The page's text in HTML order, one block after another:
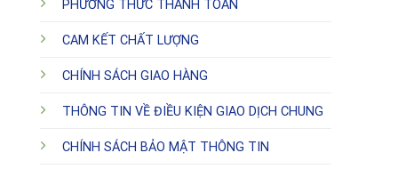
PHƯƠNG THỨC THANH TOÁN
CAM KẾT CHẤT LƯỢNG
CHÍNH SÁCH GIAO HÀNG
THÔNG TIN VỀ ĐIỀU KIỆN GIAO DỊCH CHUNG
CHÍNH SÁCH BẢO MẬT THÔNG TIN